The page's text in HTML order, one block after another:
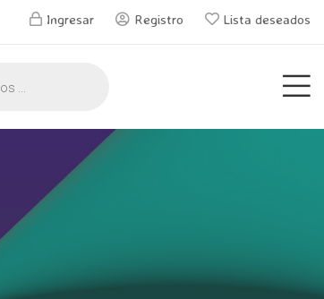
Ingresar Registro Lista deseados